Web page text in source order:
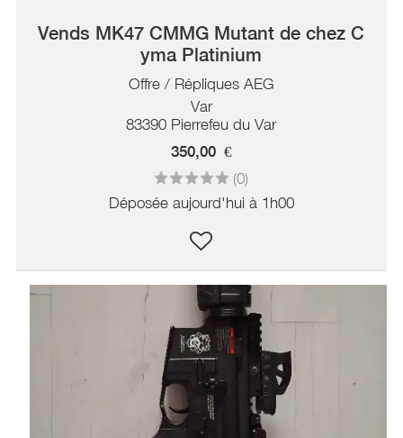
Vends MK47 CMMG Mutant de chez C
yma Platinium
Offre / Répliques AEG
Var
83390 Pierrefeu du Var
350,00 €
(0)
Déposée aujourd'hui à 1h00